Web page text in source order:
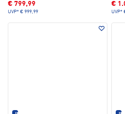
€ 799,99
UVP* € 999,99
€
UVP*